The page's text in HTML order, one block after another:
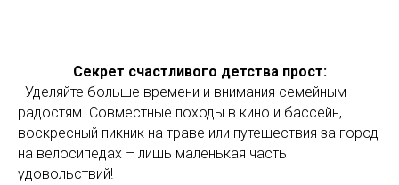
Секрет счастливого детства прост:
· Уделяйте больше времени и внимания семейным
радостям. Совместные походы в кино и бассейн,
воскресный пикник на траве или путешествия за город
на велосипедах – лишь маленькая часть
удовольствий!